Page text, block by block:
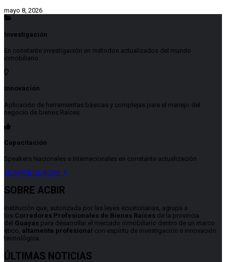
mayo 8, 2026
Investigación
En constante investigación en métodos actualizados del mundo
inmobiliario
Innovación
Aplicación de herramientas básicas y complejas para el manejo del
negocio de bienes Raíces
Capacitación
Speakers Nacionales e Internacionales en constante actualización
SÉ PARTE DE ACBIR
SOBRE ACBIR
Institución que, autorizada por las leyes ecuatorianas, agrupa a
los Corredores Profesionales de Bienes Raíces de la provincia
del Guayas para desarrollar el mercado inmobiliario dentro de un marco
ético, altamente profesional con espíritu de investigación e innovación
tecnológica.
ÚLTIMAS NOTICIAS